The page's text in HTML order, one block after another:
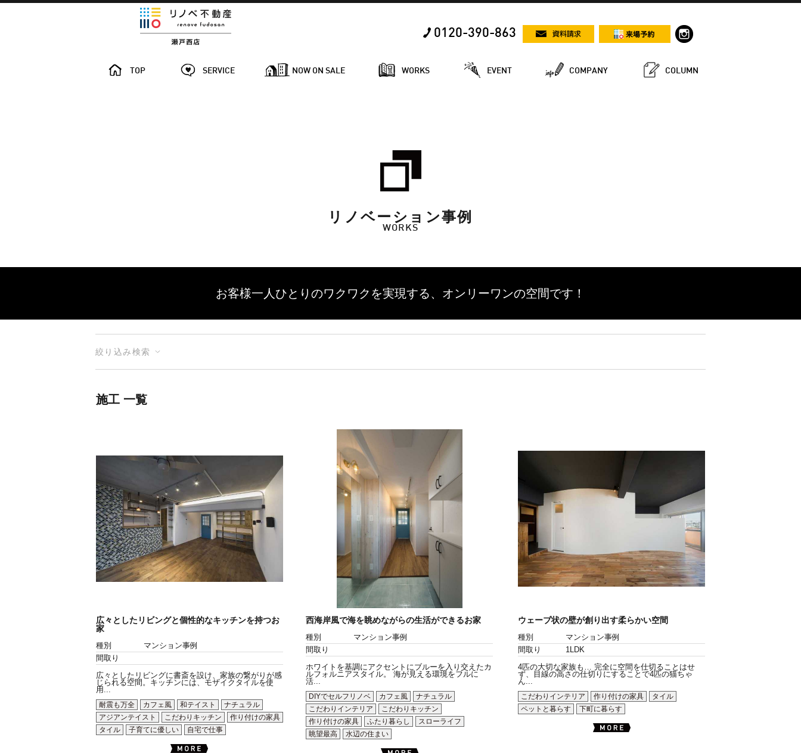
0120-390-863
TOP SERVICE NOW ON SALE WORKS EVENT COMPANY COLUMN
リノベーション事例
WORKS
お客様一人ひとりのワクワクを実現する、 オンリーワンの空間です！
絞り込み検索
施工 一覧
広々としたリビングと個性的なキッチンを持つお
家
種別
マンション事例
間取り
広々としたリビングに書斎を設け、家族の繋がりが感
じられる空間。キッチンには、モザイクタイルを使
用...
耐震も万全
カフェ風 和テイスト
ナチュラル
アジアンテイスト
こだわりキッチン
作り付けの家具
タイル
子育てに優しい 自宅で仕事
西海岸風で海を眺めながらの生活ができるお家
種別
マンション事例
間取り
ホワイトを基調にアクセントにブルーを入り交えたカ
ルフォルニアスタイル。 海が見える環境をフルに
活...
DIYでセルフリノベ
カフェ風
ナチュラル
こだわりインテリア
こだわりキッチン
作り付けの家具
ふたり暮らし
スローライフ
眺望最高
水辺の住まい
ウェーブ状の壁が創り出す柔らかい空間
種別
マンション事例
間取り
1LDK
4匹の大切な家族も… 完全に空間を仕切ることはせ
ず、目線の高さの仕切りにすることで4匹の猫ちゃ
ん...
こだわりインテリア
作り付けの家具
タイル
ペットと暮らす
下町に暮らす